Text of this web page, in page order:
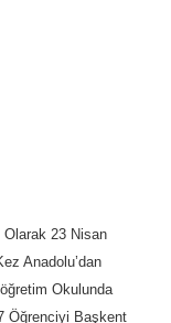
23 Nisan
Anadolu’dan
Okulunda
Öğrenciyi Başkent